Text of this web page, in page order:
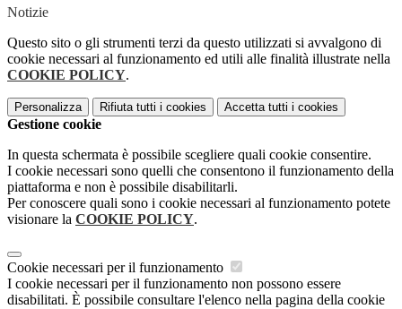
Notizie
Questo sito o gli strumenti terzi da questo utilizzati si avvalgono di
cookie necessari al funzionamento ed utili alle finalità illustrate nella
COOKIE POLICY.
Personalizza Rifiuta tutti i cookies Accetta tutti i cookies
Gestione cookie
In questa schermata è possibile scegliere quali cookie consentire.
I cookie necessari sono quelli che consentono il funzionamento della
piattaforma e non è possibile disabilitarli.
Per conoscere quali sono i cookie necessari al funzionamento potete
visionare la COOKIE POLICY.
Cookie necessari per il funzionamento
I cookie necessari per il funzionamento non possono essere
disabilitati. È possibile consultare l'elenco nella pagina della cookie